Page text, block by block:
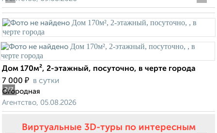
2/7
Дом 170м², 2-этажный, посуточно, в черте города
7 000 ₽ в сутки
Огородная
Агентство, 05.08.2026
Виртуальные 3D-туры по интересным